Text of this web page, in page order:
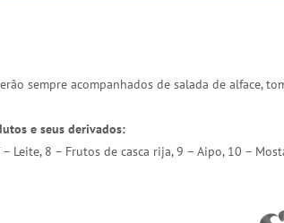
sempre acompanhados de salada de alface,
e seus derivados:
Leite, 8 – Frutos de casca rija, 9 – Aipo, 10 –